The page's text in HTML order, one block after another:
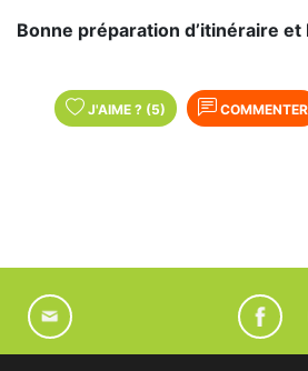
Bonne préparation d’itinéraire et
J'AIME ? (5) COMMENTER